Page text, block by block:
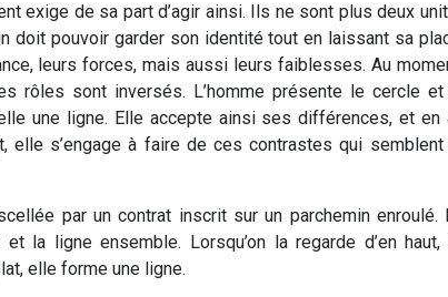
exige de sa part d’agir ainsi. Ils ne sont plus deux
doit pouvoir garder son identité tout en laissant sa
leurs forces, mais aussi leurs faiblesses. Au
rôles sont inversés. L’homme présente le cercle
une ligne. Elle accepte ainsi ses différences, et
elle s’engage à faire de ces contrastes qui semblent
par un contrat inscrit sur un parchemin enroulé.
la ligne ensemble. Lorsqu’on la regarde d’en
elle forme une ligne.